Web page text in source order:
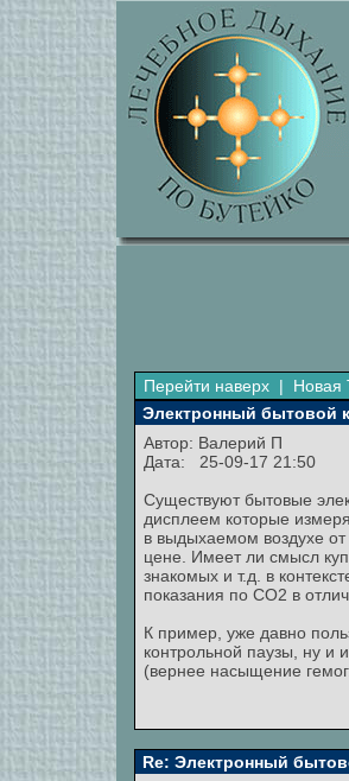
Перейти наверх | Новая
Электронный бытовой
Автор: Валерий П
Дата: 25-09-17 21:50
Существуют бытовые
дисплеем которые
в выдыхаемом воздухе
цене. Имеет ли смысл
знакомых и т.д. в
показания по CO2 в
К пример, уже давно
контрольной паузы, ну и
(вернее насыщение
Re: Электронный